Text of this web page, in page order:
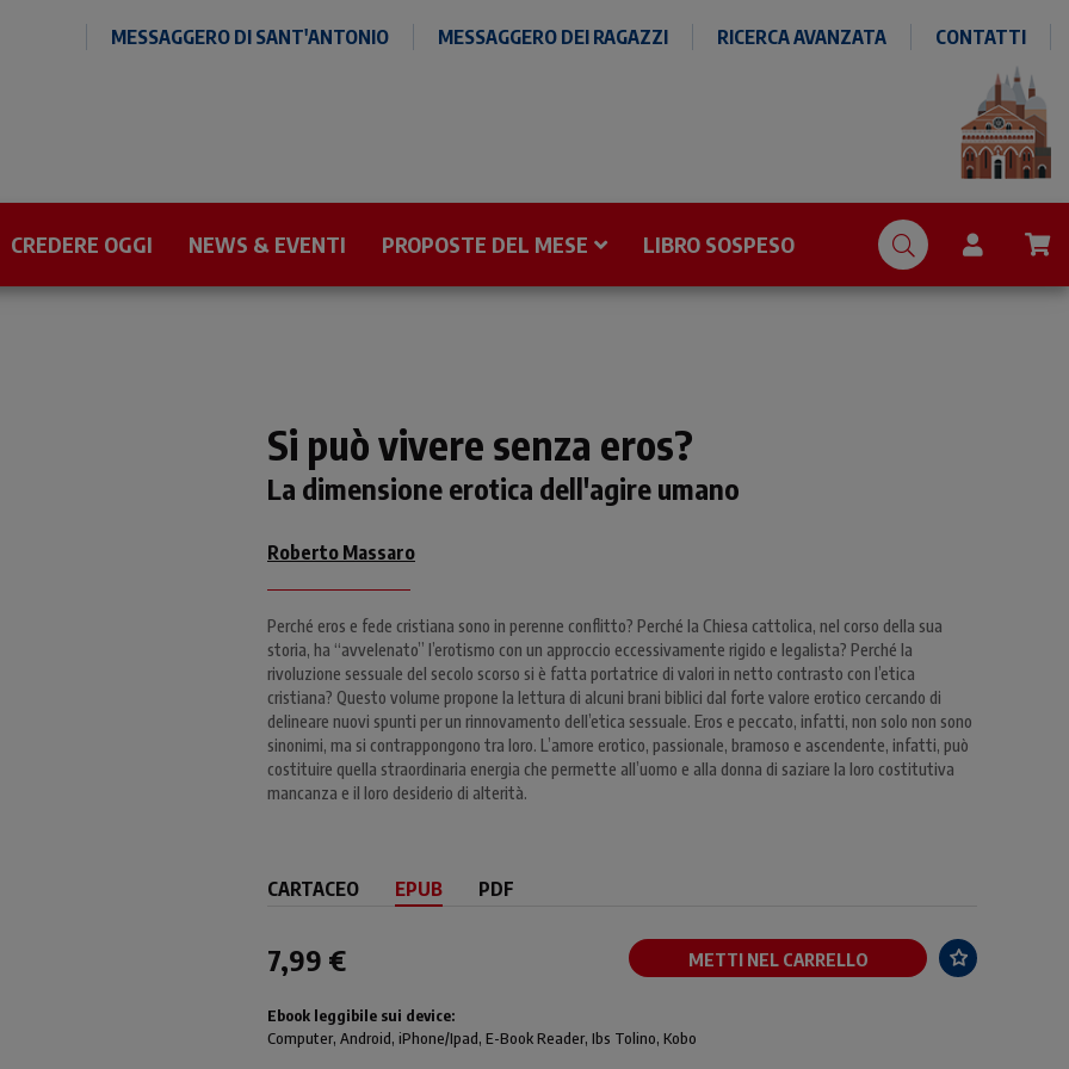
MESSAGGERO DI SANT'ANTONIO MESSAGGERO DEI RAGAZZI RICERCA AVANZATA CONTATTI
CREDERE OGGI NEWS & EVENTI PROPOSTE DEL MESE LIBRO SOSPESO
Si può vivere senza eros?
La dimensione erotica dell'agire umano
Roberto Massaro
Perché eros e fede cristiana sono in perenne conflitto? Perché la Chiesa cattolica, nel corso della sua
storia, ha “avvelenato” l’erotismo con un approccio eccessivamente rigido e legalista? Perché la
rivoluzione sessuale del secolo scorso si è fatta portatrice di valori in netto contrasto con l’etica
cristiana? Questo volume propone la lettura di alcuni brani biblici dal forte valore erotico cercando di
delineare nuovi spunti per un rinnovamento dell’etica sessuale. Eros e peccato, infatti, non solo non sono
sinonimi, ma si contrappongono tra loro. L’amore erotico, passionale, bramoso e ascendente, infatti, può
costituire quella straordinaria energia che permette all’uomo e alla donna di saziare la loro costitutiva
mancanza e il loro desiderio di alterità.
CARTACEO EPUB PDF
7,99 € METTI NEL CARRELLO
Ebook leggibile sui device:
Computer, Android, iPhone/Ipad, E-Book Reader, Ibs Tolino, Kobo